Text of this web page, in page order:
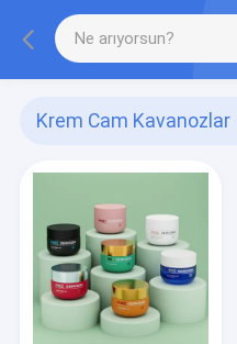
Krem Cam Kavanozlar